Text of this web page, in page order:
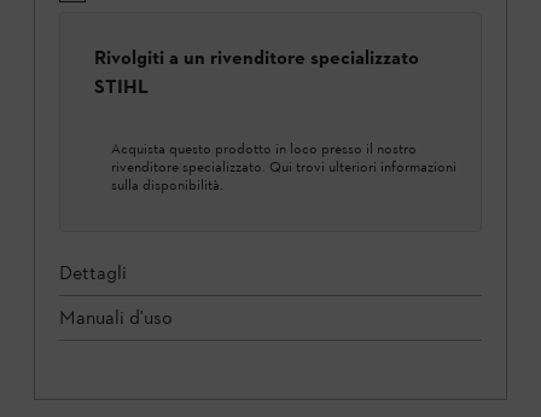
Rivolgiti a un rivenditore specializzato
STIHL
Acquista questo prodotto in loco presso il nostro
rivenditore specializzato. Qui trovi ulteriori informazioni
sulla disponibilità.
Dettagli
Manuali d'uso